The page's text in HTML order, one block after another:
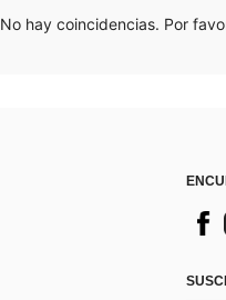
No hay coincidencias. Por